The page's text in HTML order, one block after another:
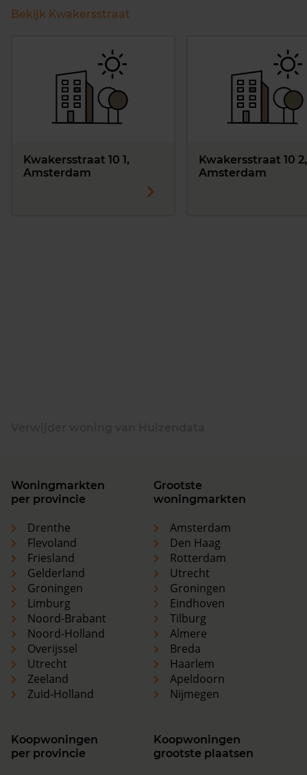
Bekijk Kwakersstraat
Kwakersstraat 10 1,
Amsterdam
Kwakersstraat 10 2,
Amsterdam
Woningmarkten
per provincie
Drenthe
Flevoland
Friesland
Gelderland
Groningen
Limburg
Noord-Brabant
Noord-Holland
Overijssel
Utrecht
Zeeland
Zuid-Holland
Grootste
woningmarkten
Amsterdam
Den Haag
Rotterdam
Utrecht
Groningen
Eindhoven
Tilburg
Almere
Breda
Haarlem
Apeldoorn
Nijmegen
Koopwoningen
per provincie
Koopwoningen
grootste plaatsen